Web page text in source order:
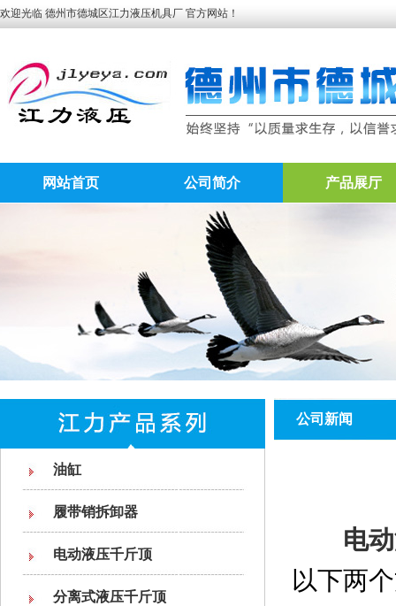
欢迎光临 德州市德城区江力液压机具厂 官方网站！
网站首页 公司简介 产品展厅
油缸
履带销拆卸器
电动液压千斤顶
分离式液压千斤顶
公司新闻
电
以下两